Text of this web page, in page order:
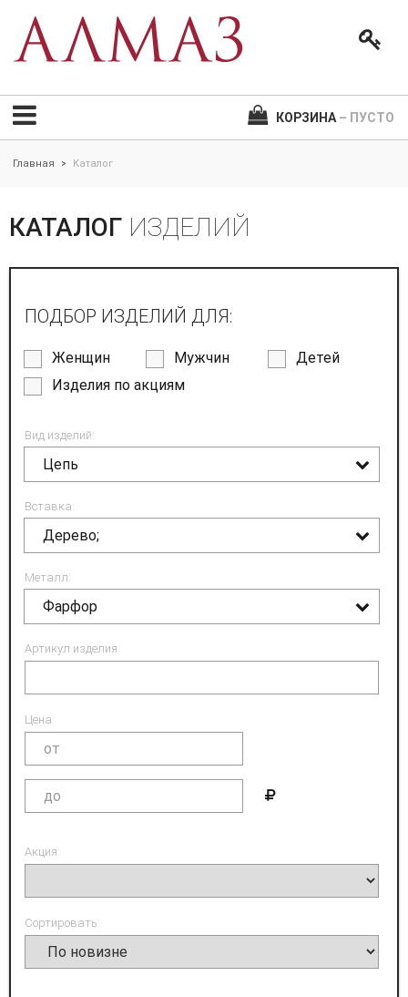
КОРЗИНА – ПУСТО
Главная > Каталог
КАТАЛОГ ИЗДЕЛИЙ
ПОДБОР ИЗДЕЛИЙ ДЛЯ:
Женщин Мужчин
Детей
Изделия по акциям
Вид изделий:
Цепь
Вставка:
Дерево;
Металл:
Фарфор
Артикул изделия:
Цена:
Акция:
Сортировать: